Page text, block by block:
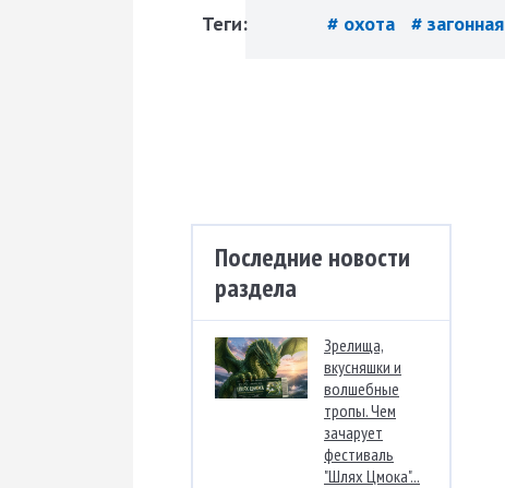
Теги: # охота #
Последние новости
раздела
Зрелища,
вкусняшки и
волшебные
тропы. Чем
зачарует
фестиваль
"Шлях Цмока"...